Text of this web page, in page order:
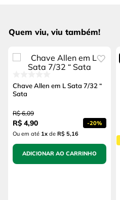
Quem viu, viu também!
Chave Allen em L Sata 7/32 “
Sata
R$ 6,09
R$ 4,90 -20%
Ou em até 1x de R$ 5,16
ADICIONAR AO CARRINHO